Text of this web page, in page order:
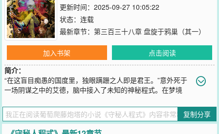
更新时间：2025-09-27 10:05:22
状态：连载
最新章节： 第三百三十八章 盘旋于鸦巢（其一）
加入书架
点击阅读
简介：
“在这盲目痴愚的国度里，独眼蹒跚之人即是君王。”意外死于
一场阴谋之中的艾德，脑中接入了未知的神秘程式。在梦境
凡能力。白鸦手杖、『傀儡』秘文、独眼蜘蛛、宝石刻面学、捕梦
网、黄蜂无人机……当灰色的尘埃降下帷幕——欢迎来到这辉煌而黑
暗的蒸汽时代。
复制分享